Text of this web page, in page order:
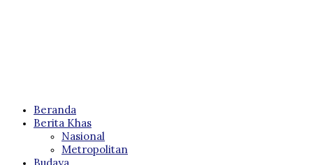
Beranda
Berita Khas
Nasional
Metropolitan
Budaya